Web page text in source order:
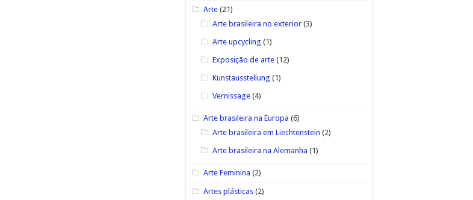
Arte(21)
Arte brasileira no exterior(3)
Arte upcycling (1)
Exposição de arte(12)
Kunstausstellung (1)
Vernissage(4)
Arte brasileira na Europa (6)
Arte brasileira em Liechtenstein (2)
Arte brasileira na Alemanha (1)
Arte Feminina (2)
Artes plásticas(2)